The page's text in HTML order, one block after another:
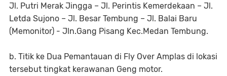
Jl. Putri Merak Jingga – Jl. Perintis Kemerdekaan – Jl.
Letda Sujono – Jl. Besar Tembung – Jl. Balai Baru
(Memonitor) - Jln.Gang Pisang Kec.Medan Tembung.
b. Titik ke Dua Pemantauan di Fly Over Amplas di lokasi
tersebut tingkat kerawanan Geng motor.